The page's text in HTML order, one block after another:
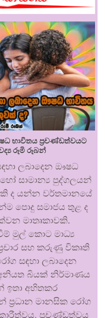
භාවිතය ප්‍රචණ්ඩත්වයට
රූමි රූබන්
ලබාදෙන ඖෂධ
සාමාන්‍ය පුද්ගලයන්
ද යන්න වර්තමානයේ
පොදු සමාජය තුළ ද
මාතෘකාවකි.
මුල් කොට මාධ්‍ය
සහ කරුණු විකෘති
සඳහා ලබාදෙන
බියක් නිර්මාණය
ඉතා අහිතකර
මානසික රෝග
ප්‍රචණ්ඩත්වය